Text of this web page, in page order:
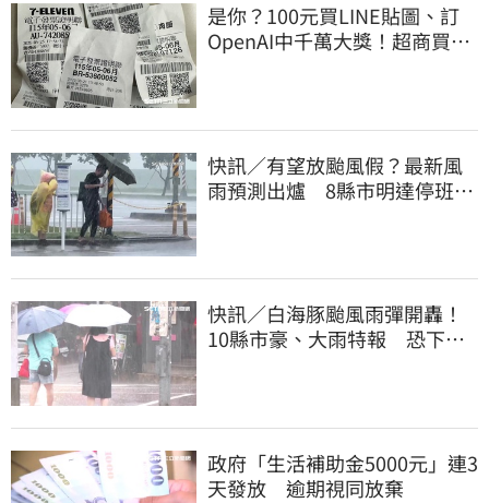
是你？100元買LINE貼圖、訂
OpenAI中千萬大獎！超商買10
快訊／有望放颱風假？最新風
雨預測出爐 8縣市明達停班停
快訊／白海豚颱風雨彈開轟！
10縣市豪、大雨特報 恐下到
政府「生活補助金5000元」連3
天發放 逾期視同放棄